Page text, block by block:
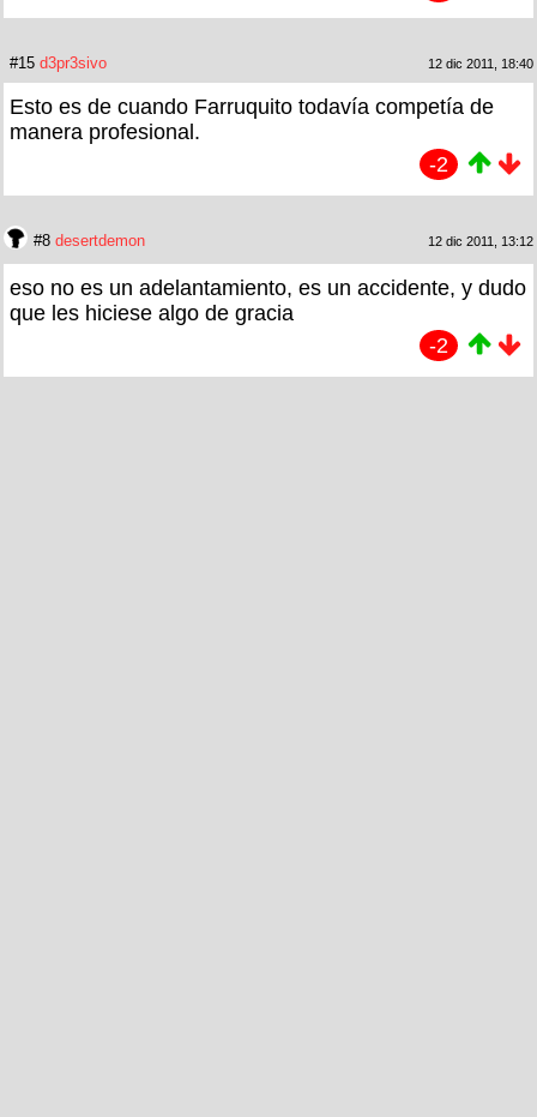
#15 d3pr3sivo 12 dic 2011, 18:40
Esto es de cuando Farruquito todavía competía de
manera profesional.
-2
#8 desertdemon 12 dic 2011, 13:12
eso no es un adelantamiento, es un accidente, y dudo
que les hiciese algo de gracia
-2